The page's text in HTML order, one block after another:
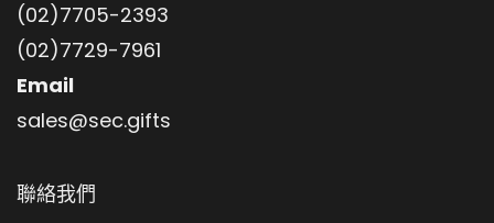
(02)7705-2393
(02)7729-7961
Email
sales@sec.gifts
聯絡我們